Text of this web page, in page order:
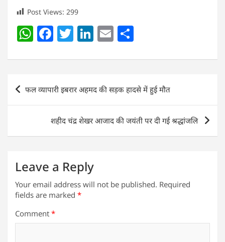
Post Views: 299
W
at
s
A
F
c
e
b
o
o
T
itt
er
Li
k
e
dI
n
E
ai
l
ar
e
Post
navigation
फल व्यापारी इबरार अहमद की सड़क हादसे में हुई मौत
शहीद चंद्र शेखर आजाद की जयंती पर दी गई श्रद्धांजलि
Leave a Reply
Your email address will not be published. Required
fields are marked *
Comment *